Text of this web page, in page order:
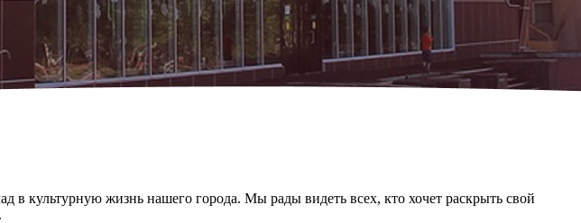
культурную жизнь нашего города. Мы рады видеть всех, кто хочет раскрыть свой